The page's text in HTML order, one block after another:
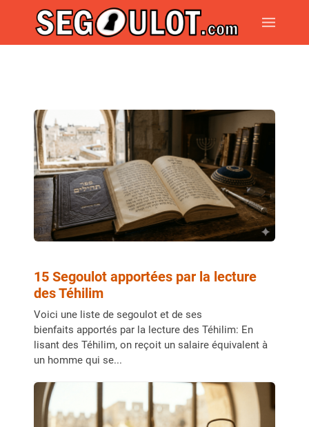
15 Segoulot apportées par la lecture
des Téhilim
Voici une liste de segoulot et de ses
bienfaits apportés par la lecture des Téhilim: En
lisant des Téhilim, on reçoit un salaire équivalent à
un homme qui se...